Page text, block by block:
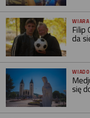
WIARA
Filip
da
się